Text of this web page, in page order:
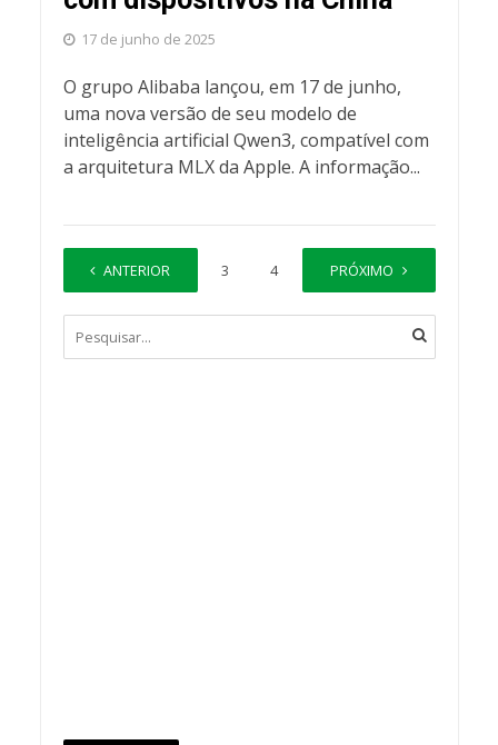
17 de junho de 2025
O grupo Alibaba lançou, em 17 de junho,
uma nova versão de seu modelo de
inteligência artificial Qwen3, compatível com
a arquitetura MLX da Apple. A informação...
ANTERIOR
1 3 4 36
PRÓXIMO